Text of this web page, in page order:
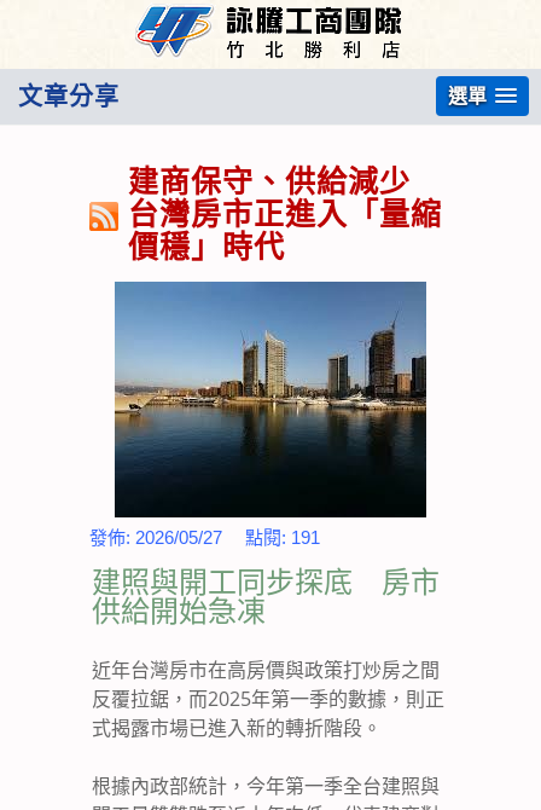
文章分享 選單
建商保守、供給減少
台灣房市正進入「量縮
價穩」時代
發佈: 2026/05/27 點閱: 191
建照與開工同步探底 房市
供給開始急凍
近年台灣房市在高房價與政策打炒房之間
反覆拉鋸，而2025年第一季的數據，則正
式揭露市場已進入新的轉折階段。
根據內政部統計，今年第一季全台建照與